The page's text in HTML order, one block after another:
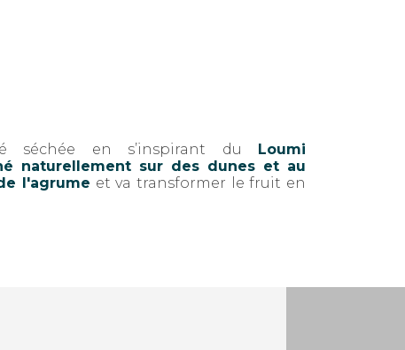
séchée en s’inspirant du
Loumi
naturellement sur des dunes et au
l'agrume et va transformer le fruit en